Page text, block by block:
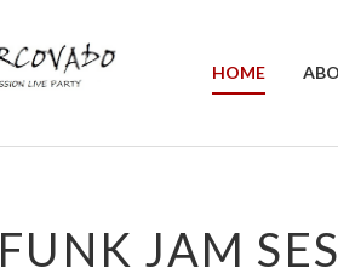
HOME
FUNK JAM